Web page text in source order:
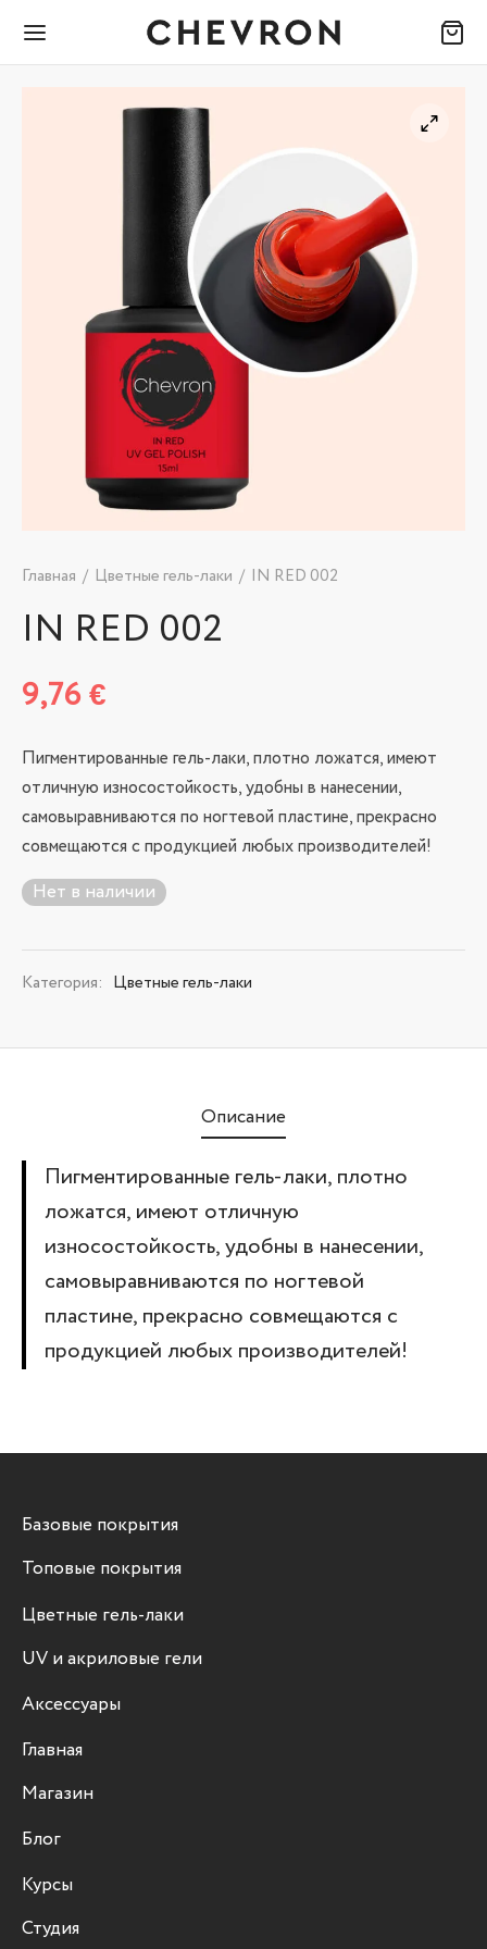
Главная / Цветные гель-лаки / IN RED 002
IN RED 002
9,76€
Пигментированные гель-лаки, плотно ложатся, имеют
отличную износостойкость, удобны в нанесении,
самовыравниваются по ногтевой пластине, прекрасно
совмещаются с продукцией любых производителей!
Нет в наличии
Категория: Цветные гель-лаки
Описание
Пигментированные гель-лаки, плотно
ложатся, имеют отличную
износостойкость, удобны в нанесении,
самовыравниваются по ногтевой
пластине, прекрасно совмещаются с
продукцией любых производителей!
Базовые покрытия
Топовые покрытия
Цветные гель-лаки
UV и акриловые гели
Аксессуары
Главная
Магазин
Блог
Курсы
Студия